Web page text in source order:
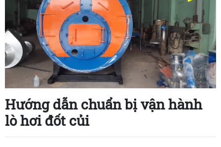
Hướng dẫn chuẩn bị vận hành
lò hơi đốt củi